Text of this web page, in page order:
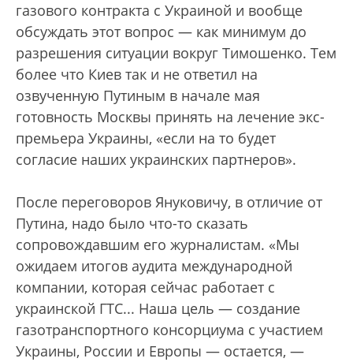
газового контракта с Украиной и вообще
обсуждать этот вопрос — как минимум до
разрешения ситуации вокруг Тимошенко. Тем
более что Киев так и не ответил на
озвученную Путиным в начале мая
готовность Москвы принять на лечение экс-
премьера Украины, «если на то будет
согласие наших украинских партнеров».
После переговоров Януковичу, в отличие от
Путина, надо было что-то сказать
сопровождавшим его журналистам. «Мы
ожидаем итогов аудита международной
компании, которая сейчас работает с
украинской ГТС... Наша цель — создание
газотранспортного консорциума с участием
Украины, России и Европы — остается, —